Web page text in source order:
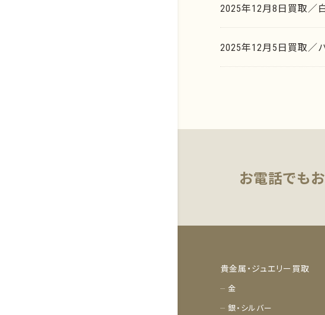
2025年12月8日買取／
2025年12月5日買取／
お電話でも
貴金属・ジュエリー買取
金
銀・シルバー